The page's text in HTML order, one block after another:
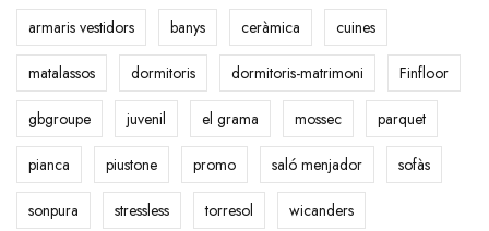
:
armaris vestidors banys ceràmica cuines
matalassos dormitoris dormitoris-matrimoni Finfloor
gbgroupe juvenil el grama mossec parquet
pianca piustone promo saló menjador sofàs
sonpura stressless torresol wicanders